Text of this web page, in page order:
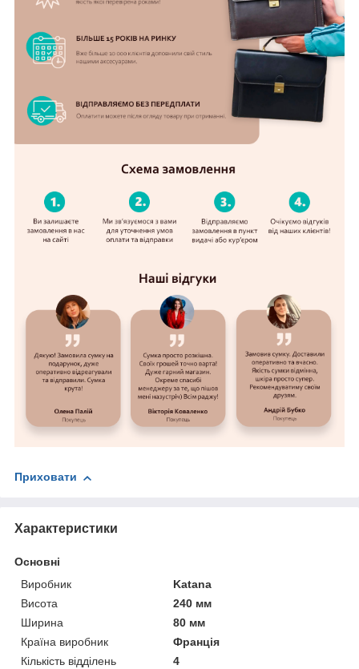
Приховати
Характеристики
Основні
Виробник
Katana
Висота
240 мм
Ширина
80 мм
Країна виробник
Франція
Кількість відділень
4